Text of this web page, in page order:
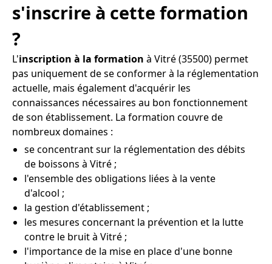
s'inscrire à cette formation
?
L'inscription à la formation à Vitré (35500) permet
pas uniquement de se conformer à la réglementation
actuelle, mais également d'acquérir les
connaissances nécessaires au bon fonctionnement
de son établissement. La formation couvre de
nombreux domaines :
se concentrant sur la réglementation des débits
de boissons à Vitré ;
l'ensemble des obligations liées à la vente
d'alcool ;
la gestion d'établissement ;
les mesures concernant la prévention et la lutte
contre le bruit à Vitré ;
l'importance de la mise en place d'une bonne